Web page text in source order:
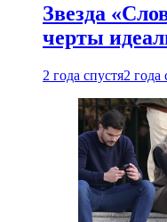
Звезда
черты
2 года спустя2 года